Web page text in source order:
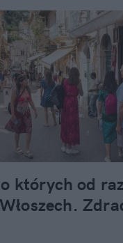
których od